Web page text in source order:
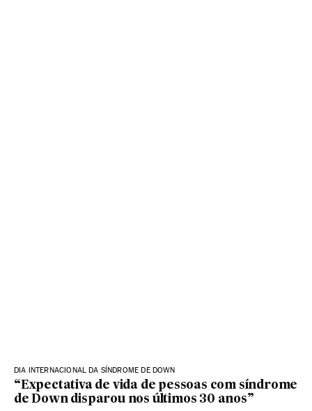
DIA INTERNACIONAL DA SÍNDROME DE DOWN
“Expectativa de vida de pessoas com síndrome
de Down disparou nos últimos 30 anos”